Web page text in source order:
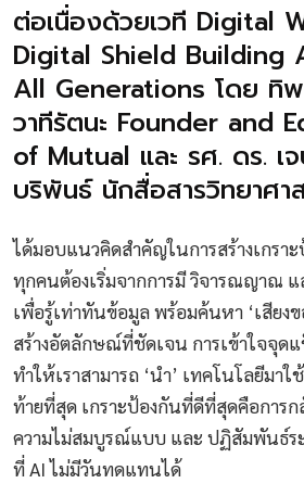
ต่อเนื่องด้วยเวที Digital
Digital Shield Building
All Generations โดย ทิ
วาทีรัตนะ Founder and
of Mutual และ รศ. ดร. เ
บริพันธ์ นักสื่อสารวิทยาศา
ได้มอบแนวคิดสำคัญในการสร้างเกรา
ทุกคนต้องเริ่มจากการมี วิจารณญาณ
เพื่อรู้เท่าทันข้อมูล พร้อมค้นหา ‘เสียงข
สร้างอัตลักษณ์ที่ชัดเจน การเข้าใจจุด
ทำให้เราสามารถ ‘นำ’ เทคโนโลยีมา
ท้ายที่สุด เกราะป้องกันที่ดีที่สุดคือการ
ความไม่สมบูรณ์แบบ และ ปฏิสัมพันธ์ร
ที่ AI ไม่มีวันทดแทนได้